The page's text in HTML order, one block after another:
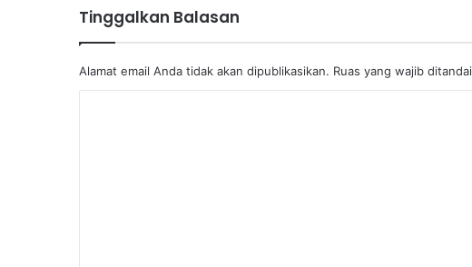
Tinggalkan Balasan
Alamat email Anda tidak akan dipublikasikan. Ruas yang wajib ditandai